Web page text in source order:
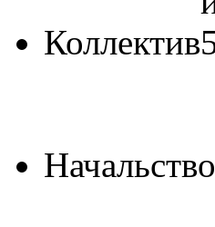
Коллектив
Начальство